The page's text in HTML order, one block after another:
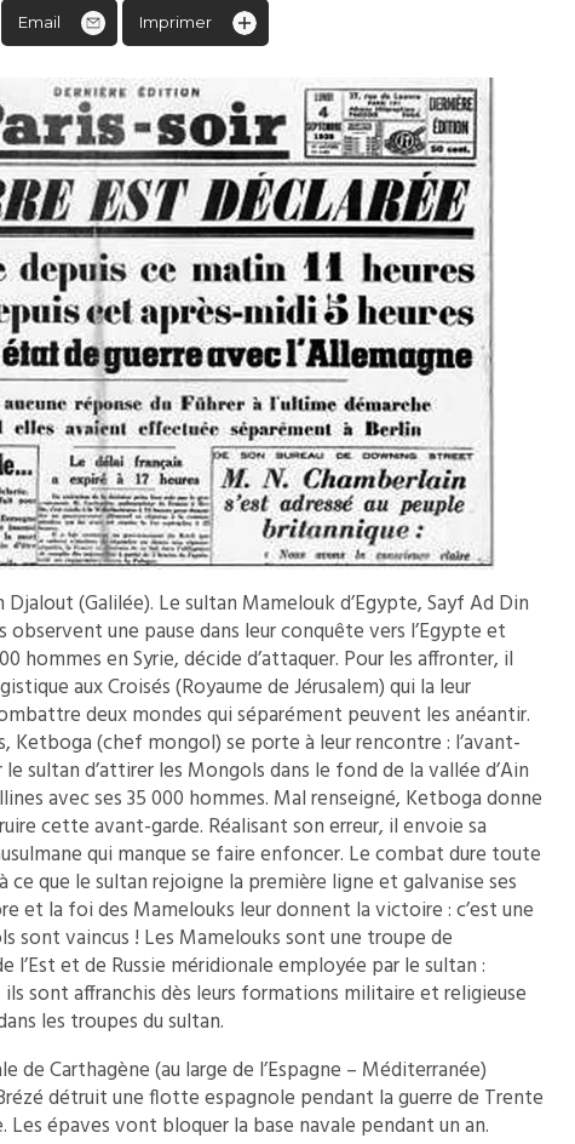
Email Imprimer
Djalout (Galilée). Le sultan Mamelouk d’Egypte, Sayf Ad Din
une pause dans leur conquête vers l’Egypte et
hommes en Syrie, décide d’attaquer. Pour les affronter, il
aux Croisés (Royaume de Jérusalem) qui la leur
deux mondes qui séparément peuvent les anéantir.
Ketboga (chef mongol) se porte à leur rencontre : l’avant-
sultan d’attirer les Mongols dans le fond de la vallée d’Ain
avec ses 35 000 hommes. Mal renseigné, Ketboga donne
cette avant-garde. Réalisant son erreur, il envoie sa
qui manque se faire enfoncer. Le combat dure toute
ce que le sultan rejoigne la première ligne et galvanise ses
et la foi des Mamelouks leur donnent la victoire : c’est une
sont vaincus ! Les Mamelouks sont une troupe de
l’Est et de Russie méridionale employée par le sultan :
ils sont affranchis dès leurs formations militaire et religieuse
les troupes du sultan.
de Carthagène (au large de l’Espagne – Méditerranée)
détruit une flotte espagnole pendant la guerre de Trente
épaves vont bloquer la base navale pendant un an.